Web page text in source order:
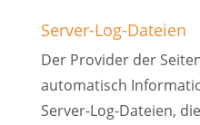
Server-Log-Dateien
Der Provider der
automatisch
Server-Log-Dateien,